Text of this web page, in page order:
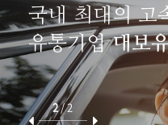
국내 최대의 고
유통기업대보
2/2